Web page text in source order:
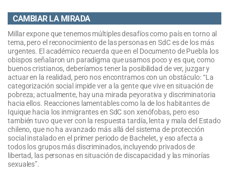
CAMBIAR LA MIRADA
Millar expone que tenemos múltiples desafíos como país en torno al
tema, pero el reconocimiento de las personas en SdC es de los más
urgentes. El académico recuerda que en el Documento de Puebla los
obispos señalaron un paradigma que usamos poco y es que, como
buenos cristianos, deberíamos tener la posibilidad de ver, juzgar y
actuar en la realidad, pero nos encontramos con un obstáculo: “La
categorización social impide ver a la gente que vive en situación de
pobreza; actualmente, hay una mirada peyorativa y discriminatoria
hacia ellos. Reacciones lamentables como la de los habitantes de
Iquique hacia los inmigrantes en SdC son xenófobas, pero eso
también tuvo que ver con la respuesta tardía, lenta y mala del Estado
chileno, que no ha avanzado más allá del sistema de protección
social instalado en el primer periodo de Bachelet, y eso afecta a
todos los grupos más discriminados, incluyendo privados de
libertad, las personas en situación de discapacidad y las minorías
sexuales”.